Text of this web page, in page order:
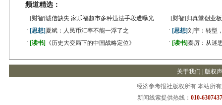
频道精选：
· [财智]诚信缺失 家乐福超市多种违法手段遭曝光 · [财智] 归真堂创业
· [思想]夏斌：人民币汇率不能一浮了之 · [思想]刘宇：转型
· [读书] 《历史大变局下的中国战略定位》 · [读书]秦厉：从迷
关于我们 版权
经济参考报社版权所有 本站所
新闻线索提供热线： 010-